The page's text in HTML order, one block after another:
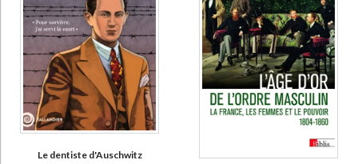
Le dentiste d'Auschwitz